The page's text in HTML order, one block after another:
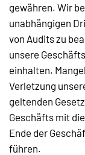
gewähren. Wir
unabhängigen
von Audits zu
unsere
einhalten.
Verletzung
geltenden
Geschäfts mit
Ende der
führen.